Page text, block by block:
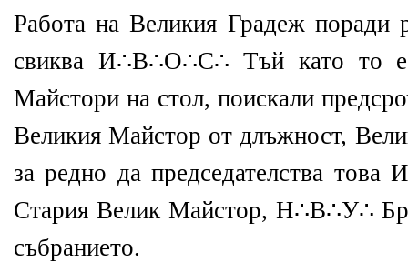
Работа на Великия Градеж поради
свиква И∴В∴О∴С∴ Тъй като то е
Майстори на стол, поискали
Великия Майстор от длъжност,
за редно да председателства
Стария Велик Майстор, Н∴В∴У∴
събранието.